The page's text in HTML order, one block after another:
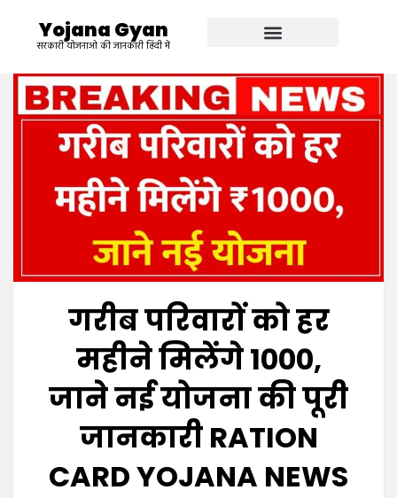
Yojana Gyan
सरकारी योजनाओ की जानकारी हिंदी में
गरीब परिवारों को हर
महीने मिलेंगे ₹1000,
जाने नई योजना की पूरी
जानकारी RATION
CARD YOJANA NEWS